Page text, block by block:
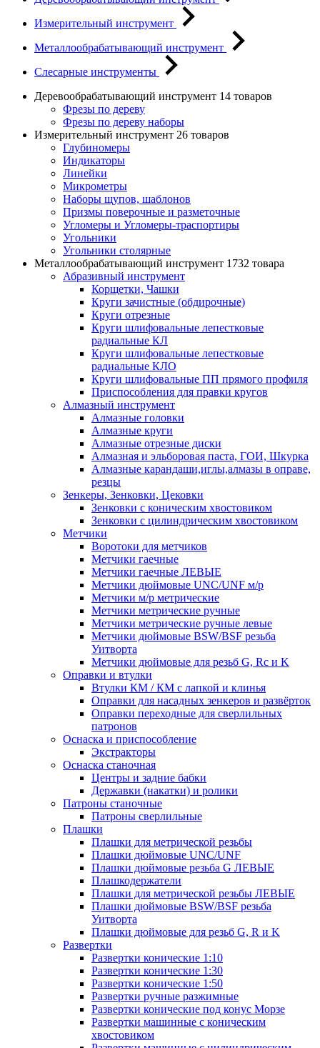
Измерительный инструмент
Металлообрабатывающий инструмент
Слесарные инструменты
Деревообрабатывающий инструмент 14 товаров
Фрезы по дереву
Фрезы по дереву наборы
Измерительный инструмент 26 товаров
Глубиномеры
Индикаторы
Линейки
Микрометры
Наборы щупов, шаблонов
Призмы поверочные и разметочные
Угломеры и Угломеры-траспортиры
Угольники
Угольники столярные
Металлообрабатывающий инструмент 1732 товара
Абразивный инструмент
Корщетки, Чашки
Круги зачистные (обдирочные)
Круги отрезные
Круги шлифовальные лепестковые
радиальные КЛ
Круги шлифовальные лепестковые
радиальные КЛО
Круги шлифовальные ПП прямого профиля
Приспособления для правки кругов
Алмазный инструмент
Алмазные головки
Алмазные круги
Алмазные отрезные диски
Алмазная и эльборовая паста, ГОИ, Шкурка
Алмазные карандаши,иглы,алмазы в оправе,
резцы
Зенкеры, Зенковки, Цековки
Зенковки с коническим хвостовиком
Зенковки с цилиндрическим хвостовиком
Метчики
Воротоки для метчиков
Метчики гаечные
Метчики гаечные ЛЕВЫЕ
Метчики дюймовые UNC/UNF м/р
Метчики м/р метрические
Метчики метрические ручные
Метчики метрические ручные левые
Метчики дюймовые BSW/BSF резьба
Уитворта
Метчики дюймовые для резьб G, Rc и K
Оправки и втулки
Втулки КМ / КМ с лапкой и клинья
Оправки для насадных зенкеров и развёрток
Оправки переходные для сверлильных
патронов
Оснаска и приспособление
Экстракторы
Оснаска станочная
Центры и задние бабки
Державки (накатки) и ролики
Патроны станочные
Патроны сверлильные
Плашки
Плашки для метрической резьбы
Плашки дюймовые UNC/UNF
Плашки дюймовые резьба G ЛЕВЫЕ
Плашкодержатели
Плашки для метрической резьбы ЛЕВЫЕ
Плашки дюймовые BSW/BSF резьба
Уитворта
Плашки дюймовые для резьб G, R и K
Развертки
Развертки конические 1:10
Развертки конические 1:30
Развертки конические 1:50
Развертки ручные разжимные
Развертки конические под конус Морзе
Развертки машинные с коническим
хвостовиком